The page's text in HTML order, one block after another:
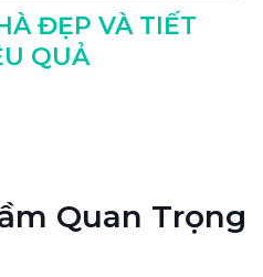
Đẹp Và Tiết Kiệm
ĐẸP VÀ TIẾT
QUẢ
Quan Trọng